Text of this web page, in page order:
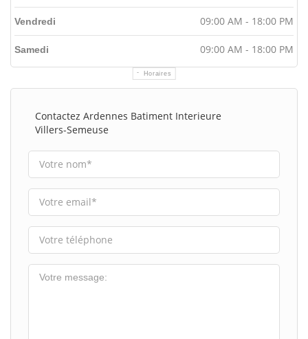
Horaires
Vendredi 09:00 AM - 18:00 PM
Samedi 09:00 AM - 18:00 PM
Contactez Ardennes Batiment Interieure
Villers-Semeuse